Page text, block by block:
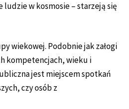
w kosmosie – starzeją się
wiekowej. Podobnie jak załogi
kompetencjach, wieku i
jest miejscem spotkań
czy osób z